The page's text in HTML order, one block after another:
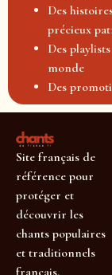
Des
précieux
Des
monde
Des
Site français de
référence pour
protéger et
découvrir les
chants populaires
et traditionnels
français.